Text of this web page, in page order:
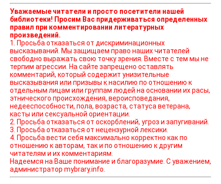
Уважаемые читатели и просто посетители нашей
библиотеки! Просим Вас придерживаться определенных
правил при комментировании литературных
произведений.
1. Просьба отказаться от дискриминационных
высказываний. Мы защищаем право наших читателей
свободно выражать свою точку зрения. Вместе с тем мы не
терпим агрессии. На сайте запрещено оставлять
комментарий, который содержит унизительные
высказывания или призывы к насилию по отношению к
отдельным лицам или группам людей на основании их расы,
этнического происхождения, вероисповедания,
недееспособности, пола, возраста, статуса ветерана,
касты или сексуальной ориентации.
2. Просьба отказаться от оскорблений, угроз и запугиваний.
3. Просьба отказаться от нецензурной лексики.
4. Просьба вести себя максимально корректно как по
отношению к авторам, так и по отношению к другим
читателям и их комментариям.
Надеемся на Ваше понимание и благоразумие. С уважением,
администратор mybrary.info.